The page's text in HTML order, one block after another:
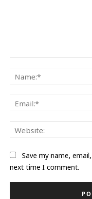
Save my name,
next time I comment.